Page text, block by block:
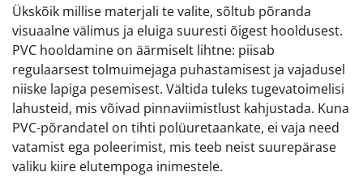
Ükskõik millise materjali te valite, sõltub põranda
visuaalne välimus ja eluiga suuresti õigest hooldusest.
PVC hooldamine on äärmiselt lihtne: piisab
regulaarsest tolmuimejaga puhastamisest ja vajadusel
niiske lapiga pesemisest. Vältida tuleks tugevatoimelisi
lahusteid, mis võivad pinnaviimistlust kahjustada. Kuna
PVC-põrandatel on tihti polüuretaankate, ei vaja need
vatamist ega poleerimist, mis teeb neist suurepärase
valiku kiire elutempoga inimestele.